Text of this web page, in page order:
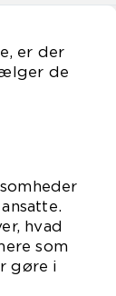
er der
de
hvad
som
gøre i